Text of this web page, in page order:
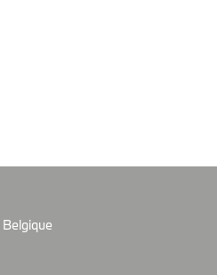
Belgique